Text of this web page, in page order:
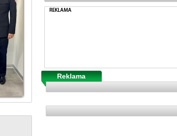
Reklama